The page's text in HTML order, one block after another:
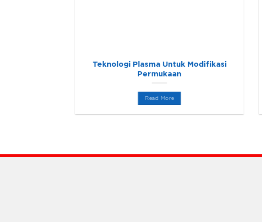
Teknologi Plasma Untuk Modifikasi
Permukaan
Read More